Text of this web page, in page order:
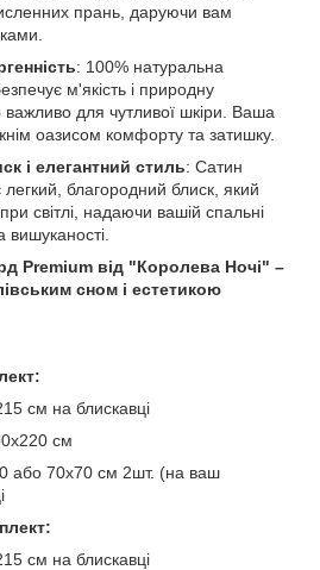
прань, даруючи вам
: 100% натуральна
м'якість і природну
важливо для чутливої шкіри. Ваша
оазисом комфорту та затишку.
і елегантний стиль: Сатин
благородний блиск, який
світлі, надаючи вашій спальні
Premium від "Королева Ночі" –
сном і естетикою
см на блискавці
см
або 70х70 см 2шт. (на ваш
см на блискавці